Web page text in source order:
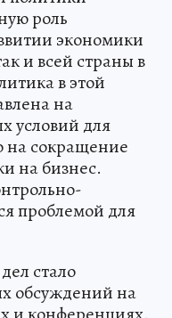
роль
экономики
и всей страны в
в этой
на
условий для
на сокращение
на бизнес.
проблемой для
стало
обсуждений на